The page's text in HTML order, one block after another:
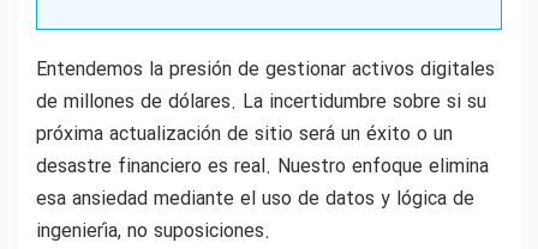
Entendemos la presión de gestionar activos digitales
de millones de dólares. La incertidumbre sobre si su
próxima actualización de sitio será un éxito o un
desastre financiero es real. Nuestro enfoque elimina
esa ansiedad mediante el uso de datos y lógica de
ingeniería, no suposiciones.